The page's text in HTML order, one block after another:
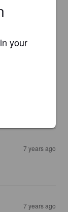
7 years ago
7 years ago
your